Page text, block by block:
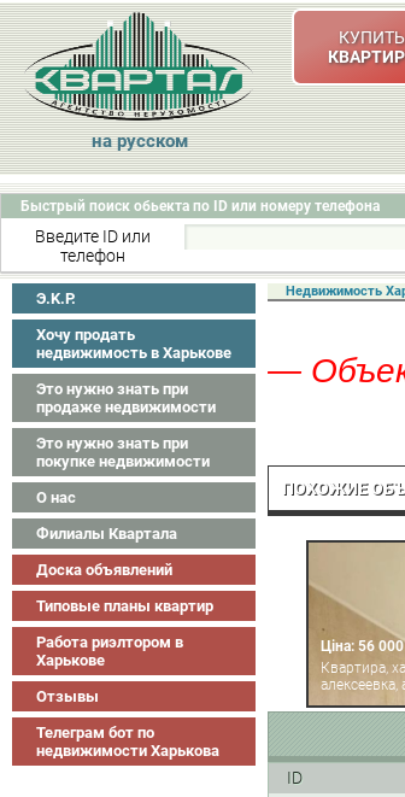
на русском
КУПИТЬ
Быстрый поиск обьекта по ID или номеру телефона
Введите ID или
телефон
Э.K.P.
Хочу продать
недвижимость в Харькове
Это нужно знать при
продаже недвижимости
Это нужно знать при
покупке недвижимости
О нас
Филиалы Квартала
Доска объявлений
Типовые планы квартир
Работа риэлтором в
Харькове
Отзывы
Телеграм бот по
недвижимости Харькова
Недвижимость
—
ПОХОЖИЕ
Ціна: 56 000
Квартира,
алексеевка,
ID